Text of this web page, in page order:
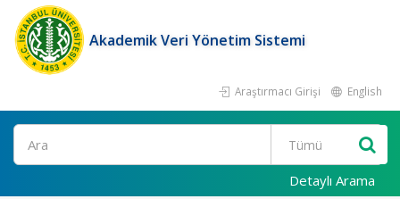
Akademik Veri Yönetim Sistemi
Araştırmacı Girişi English
Ara
Detaylı Arama